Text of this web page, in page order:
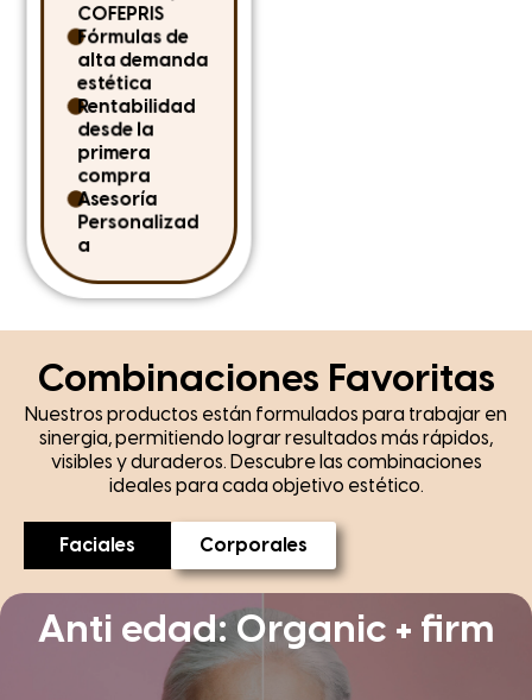
COFEPRIS
Fórmulas de
alta demanda
estética
Rentabilidad
desde la
primera
compra
Asesoría
Personalizad
a
Combinaciones Favoritas
Nuestros productos están formulados para trabajar en
sinergia, permitiendo lograr resultados más rápidos,
visibles y duraderos. Descubre las combinaciones
ideales para cada objetivo estético.
Faciales Corporales
Anti edad: Organic + firm